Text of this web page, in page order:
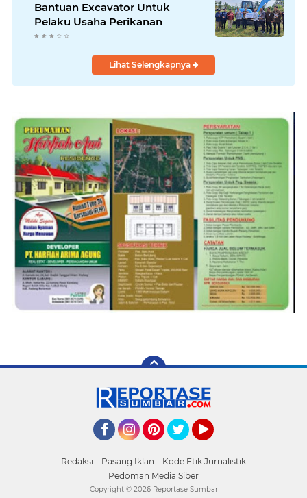
Bantuan Excavator Untuk
Pelaku Usaha Perikanan
Lihat Selengkapnya
Redaksi Pasang Iklan
Kode Etik Jurnalistik
Pedoman Media Siber
Copyright © 2026 Reportase Sumbar